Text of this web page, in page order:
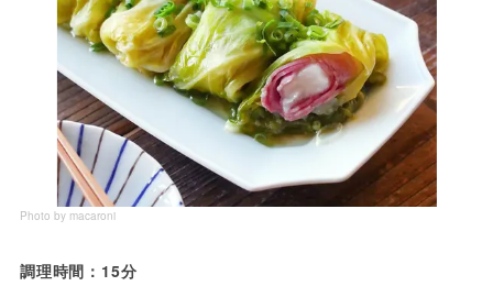
Photo by macaroni
調理時間：15分